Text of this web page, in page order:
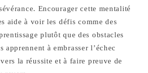
Encourager cette mentalité
aide à voir les défis comme des
plutôt que des obstacles
apprennent à embrasser l’échec
la réussite et à faire preuve de